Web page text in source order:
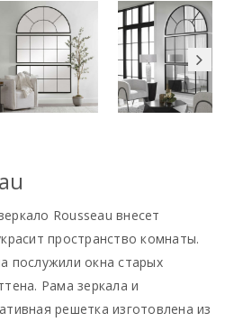
Rousseau внесет
пространство комнаты.
послужили окна старых
Рама зеркала и
решетка изготовлена из